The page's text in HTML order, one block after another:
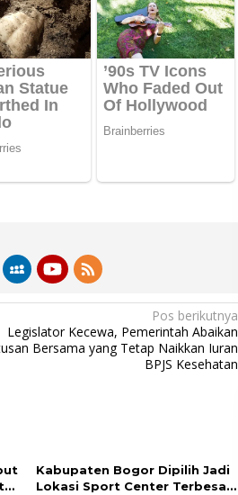
Pos berikutnya
Legislator Kecewa, Pemerintah Abaikan
Bersama yang Tetap Naikkan Iuran
BPJS Kesehatan
Kabupaten Bogor Dipilih Jadi
Lokasi Sport Center Terbesar